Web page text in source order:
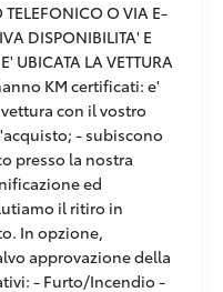
TELEFONICO O VIA E-
DISPONIBILITA' E
UBICATA LA VETTURA
KM certificati: e'
con il vostro
- subiscono
presso la nostra
ed
il ritiro in
In opzione,
approvazione della
- Furto/Incendio -